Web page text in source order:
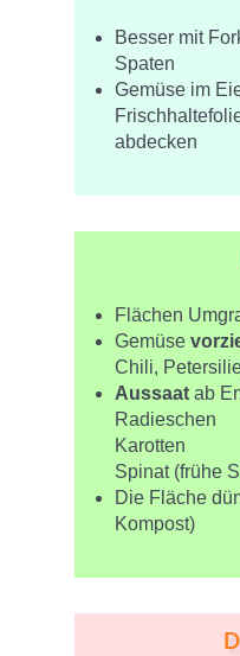
Besser mit
Spaten
Gemüse im
abdecken
Flächen
Gemüse
Chili,
Aussaat ab
Radieschen
Karotten
Spinat (frühe
Die Fläche
Kompost)